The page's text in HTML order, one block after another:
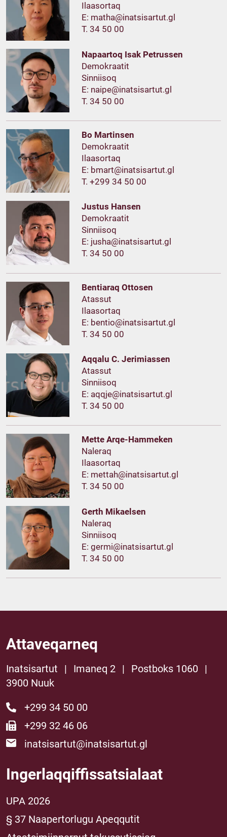
Ilaasortaq
E:
T. 34 50 00
Napaartoq Isak Petrussen
Demokraatit
Sinniisoq
E:
T. 34 50 00
Bo Martinsen
Demokraatit
Ilaasortaq
E:
T. +299 34 50 00
Justus Hansen
Demokraatit
Sinniisoq
E:
T. 34 50 00
Bentiaraq Ottosen
Atassut
Ilaasortaq
E:
T. 34 50 00
Aqqalu C. Jerimiassen
Atassut
Sinniisoq
E:
T. 34 50 00
Mette Arqe-Hammeken
Naleraq
Ilaasortaq
E:
T. 34 50 00
Gerth Mikaelsen
Naleraq
Sinniisoq
E:
T. 34 50 00
Attaveqarneq
Inatsisartut | Imaneq 2 | Postboks 1060
|
3900 Nuuk
+299 34 50 00
+299 32 46 06
inatsisartut@inatsisartut.gl
Ingerlaqqiffissatsialaat
UPA 2026
§ 37 Naapertorlugu Apeqqutit